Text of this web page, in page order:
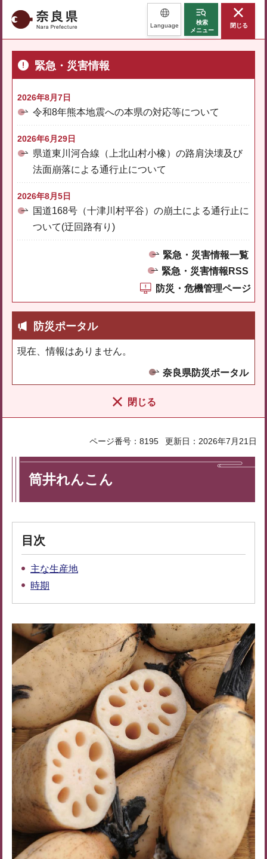
奈良県 Language
検索
メニュー
閉じる
緊急・災害情報
2026年8月7日
令和8年熊本地震への本県の対応等について
2026年6月29日
県道東川河合線（上北山村小橡）の路肩決壊及び
法面崩落による通行止について
2026年8月5日
国道168号（十津川村平谷）の崩土による通行止に
ついて(迂回路有り)
緊急・災害情報一覧
緊急・災害情報RSS
防災・危機管理ページ
防災ポータル
現在、情報はありません。
奈良県防災ポータル
閉じる
ページ番号：8195 更新日：2026年7月21日
筒井れんこん
目次
主な生産地
時期